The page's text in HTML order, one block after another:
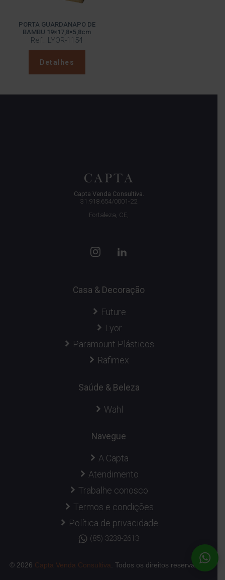
PORTA GUARDANAPO DE
BAMBU 19×17,8×5,8cm
Ref.: LYOR-1154
Detalhes
Capta Venda Consultiva.
31.918.654/0001-22
Fortaleza, CE,
Casa & Decoração
Future
Lyor
Paramount Plásticos
Rafimex
Saúde & Beleza
Wahl
Navegue
A Capta
Atendimento
Trabalhe conosco
Termos e condições
Política de privacidade
(85) 3238-2613
© 2026 Capta Venda Consultiva . Todos os direitos reservados.